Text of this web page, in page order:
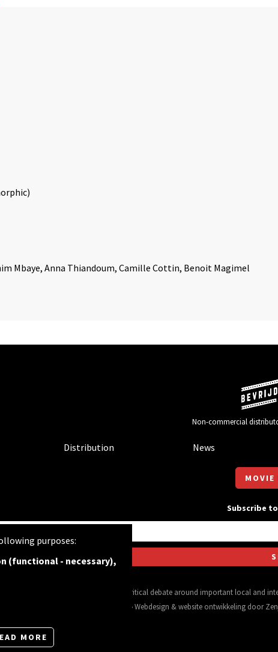
Mbaye, Anna Thiandoum, Camille Cottin, Benoit Magimel
Non-commercial
Distribution News
MOVIE
Subscribe
BF wants to feed the critical debate around important local and
•Webdesign &website ontwikkelingdoor
purposes:
(functional - necessary),
MORE